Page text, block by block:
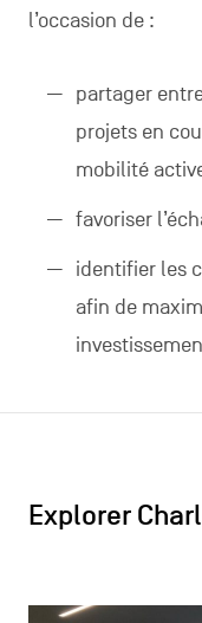
l’occasion de :
partager
projets en
mobilité
favoriser
identifier les
afin de
Explorer